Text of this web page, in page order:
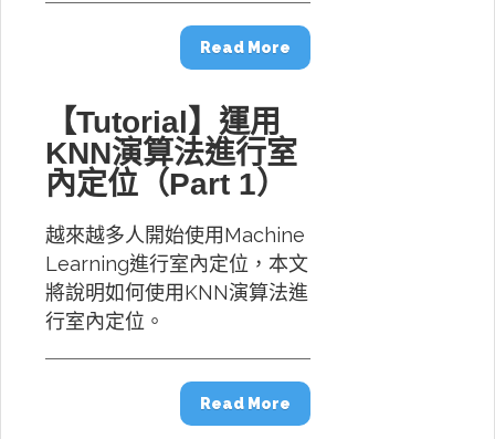
Read More
【Tutorial】運用
KNN演算法進行室
內定位（Part 1）
越來越多人開始使用Machine
Learning進行室內定位，本文
將說明如何使用KNN演算法進
行室內定位。
Read More